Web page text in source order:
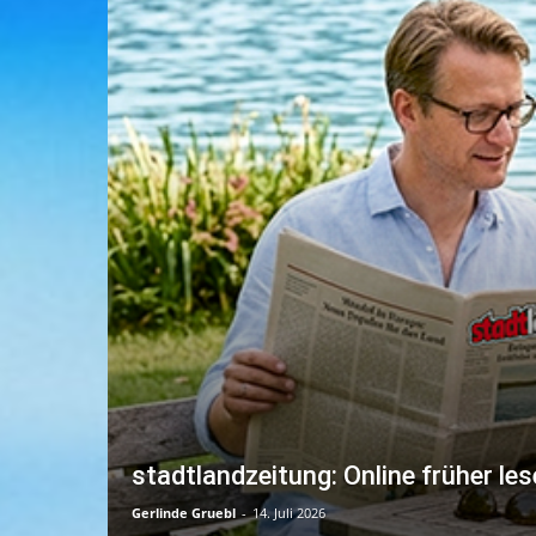
stadtlandzeitung: Online früher
Gerlinde Gruebl - 14. Juli 2026